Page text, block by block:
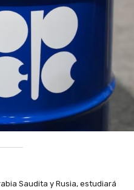
Saudita y Rusia, estudiará